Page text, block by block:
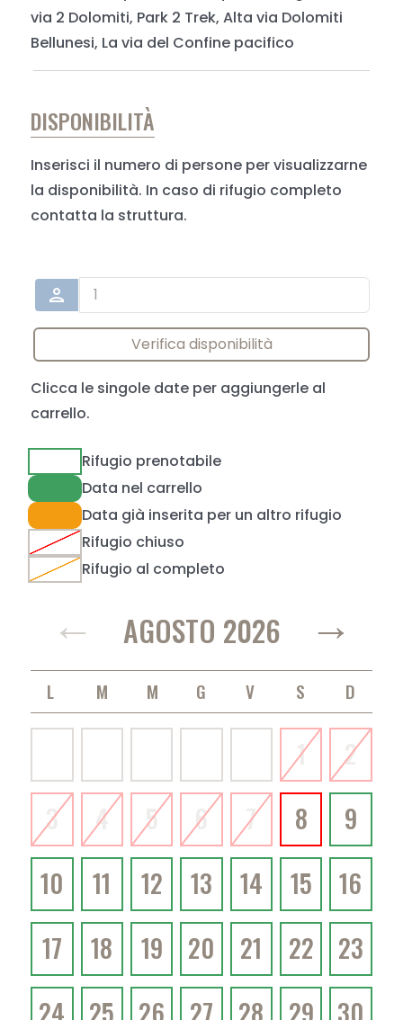
via 2 Dolomiti, Park 2 Trek, Alta via Dolomiti
Bellunesi, La via del Confine pacifico
DISPONIBILITÀ
Inserisci il numero di persone per visualizzarne
la disponibilità. In caso di rifugio completo
contatta la struttura.
person
Verifica disponibilità
Clicca le singole date per aggiungerle al
carrello.
Rifugio prenotabile
Data nel carrello
Data già inserita per un altro rifugio
Rifugio chiuso
Rifugio al completo
← AGOSTO 2026 →
1
2
3
4 5 6 7 8
9
10
11 12 13 14 15
16
17
18 19 20 21 22
23